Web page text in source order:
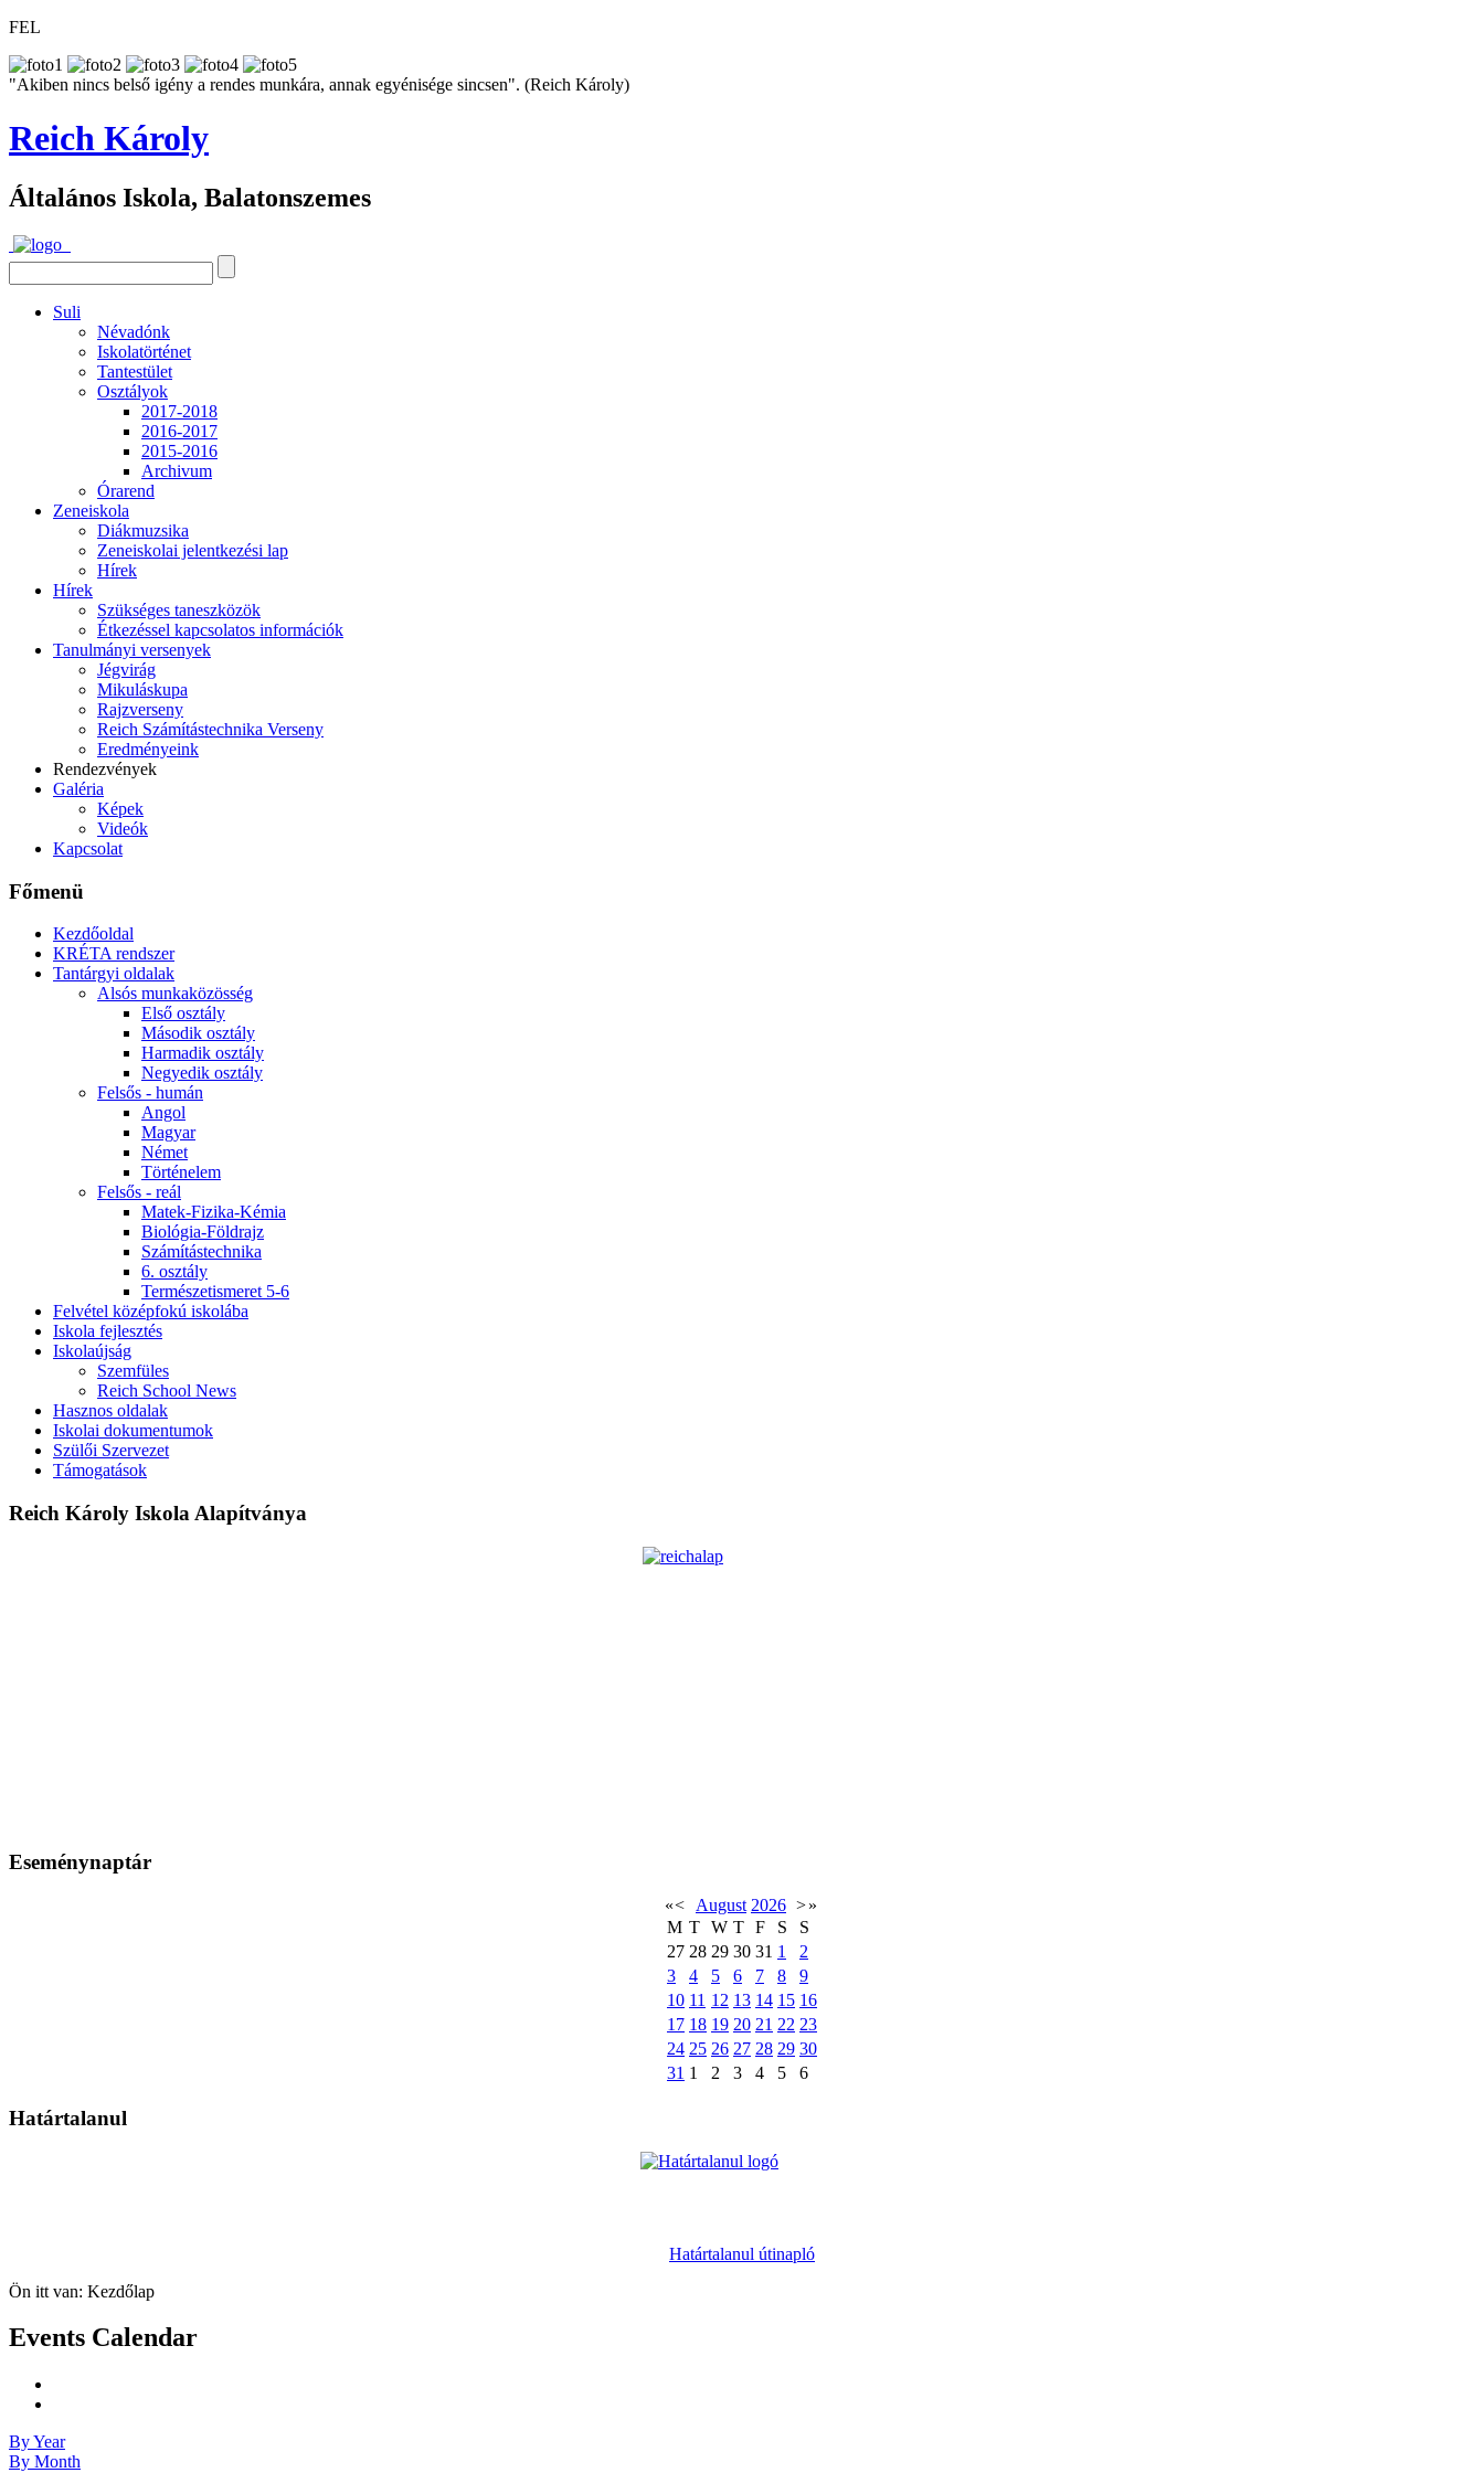
FEL
"Akiben nincs belső igény a rendes munkára, annak egyénisége sincsen". (Reich Károly)
Reich Károly
Általános Iskola, Balatonszemes
Suli
Névadónk
Iskolatörténet
Tantestület
Osztályok
2017-2018
2016-2017
2015-2016
Archivum
Órarend
Zeneiskola
Diákmuzsika
Zeneiskolai jelentkezési lap
Hírek
Hírek
Szükséges taneszközök
Étkezéssel kapcsolatos információk
Tanulmányi versenyek
Jégvirág
Mikuláskupa
Rajzverseny
Reich Számítástechnika Verseny
Eredményeink
Rendezvények
Galéria
Képek
Videók
Kapcsolat
Főmenü
Kezdőoldal
KRÉTA rendszer
Tantárgyi oldalak
Alsós munkaközösség
Első osztály
Második osztály
Harmadik osztály
Negyedik osztály
Felsős - humán
Angol
Magyar
Német
Történelem
Felsős - reál
Matek-Fizika-Kémia
Biológia-Földrajz
Számítástechnika
6. osztály
Természetismeret 5-6
Felvétel középfokú iskolába
Iskola fejlesztés
Iskolaújság
Szemfüles
Reich School News
Hasznos oldalak
Iskolai dokumentumok
Szülői Szervezet
Támogatások
Reich Károly Iskola Alapítványa
Eseménynaptár
«< August 2026 >»
M T W T F S
S
27 28 29 30 31 1
2
3
4 5 6 7 8
9
10 11 12 13 14 15 16
17 18 19 20 21 22 23
24 25 26 27 28 29 30
31 1 2 3 4 5 6
Határtalanul
Határtalanul útinapló
Ön itt van: Kezdőlap
Events Calendar
By Year
By Month